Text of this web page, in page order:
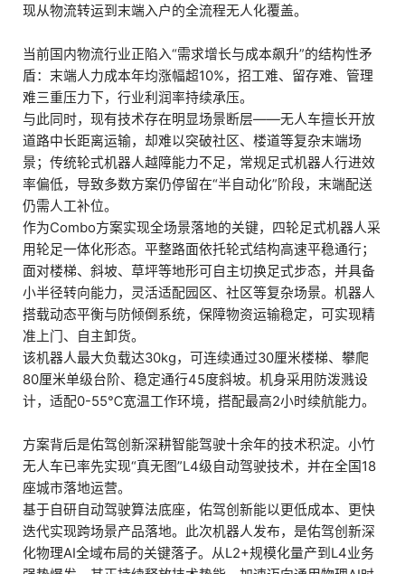
现从物流转运到末端入户的全流程无人化覆盖。
当前国内物流行业正陷入“需求增长与成本飙升”的结构性矛
盾：末端人力成本年均涨幅超10%，招工难、留存难、管理
难三重压力下，行业利润率持续承压。
与此同时，现有技术存在明显场景断层——无人车擅长开放
道路中长距离运输，却难以突破社区、楼道等复杂末端场
景；传统轮式机器人越障能力不足，常规足式机器人行进效
率偏低，导致多数方案仍停留在“半自动化”阶段，末端配送
仍需人工补位。
作为Combo方案实现全场景落地的关键，四轮足式机器人采
用轮足一体化形态。平整路面依托轮式结构高速平稳通行；
面对楼梯、斜坡、草坪等地形可自主切换足式步态，并具备
小半径转向能力，灵活适配园区、社区等复杂场景。机器人
搭载动态平衡与防倾倒系统，保障物资运输稳定，可实现精
准上门、自主卸货。
该机器人最大负载达30kg，可连续通过30厘米楼梯、攀爬
80厘米单级台阶、稳定通行45度斜坡。机身采用防泼溅设
计，适配0-55℃宽温工作环境，搭配最高2小时续航能力。
方案背后是佑驾创新深耕智能驾驶十余年的技术积淀。小竹
无人车已率先实现“真无图”L4级自动驾驶技术，并在全国18
座城市落地运营。
基于自研自动驾驶算法底座，佑驾创新能以更低成本、更快
迭代实现跨场景产品落地。此次机器人发布，是佑驾创新深
化物理AI全域布局的关键落子。从L2+规模化量产到L4业务